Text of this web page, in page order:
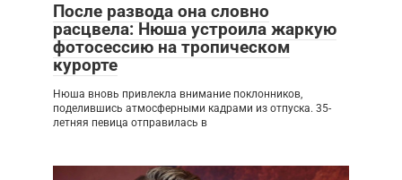
После развода она словно
расцвела: Нюша устроила жаркую
фотосессию на тропическом
курорте
Нюша вновь привлекла внимание поклонников,
поделившись атмосферными кадрами из отпуска. 35-
летняя певица отправилась в